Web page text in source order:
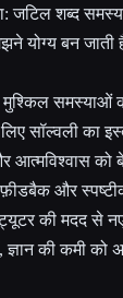
जटिल शब्द
योग्य बन जाती
मुश्किल समस्याओं
सॉल्वली का
आत्मविश्वास
और
की मदद से
ज्ञान की कमी